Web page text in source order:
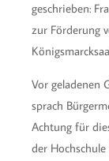
geschrieben:
zur Förderung
Vor geladenen
sprach
Achtung für
der